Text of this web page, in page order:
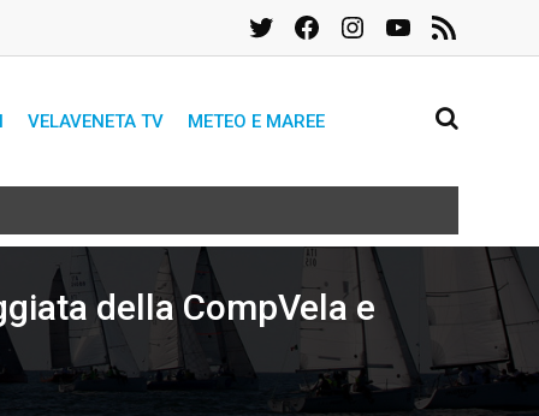
TwitterFacebookInstagramYouTube
Feed
RSS
VELAVENETA TV METEO E MAREE
della CompVela e